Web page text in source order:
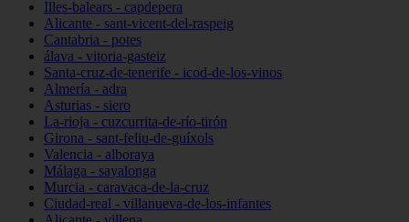
Illes-balears - capdepera
Alicante - sant-vicent-del-raspeig
Cantabria - potes
álava - vitoria-gasteiz
Santa-cruz-de-tenerife - icod-de-los-vinos
Almería - adra
Asturias - siero
La-rioja - cuzcurrita-de-río-tirón
Girona - sant-feliu-de-guíxols
Valencia - alboraya
Málaga - sayalonga
Murcia - caravaca-de-la-cruz
Ciudad-real - villanueva-de-los-infantes